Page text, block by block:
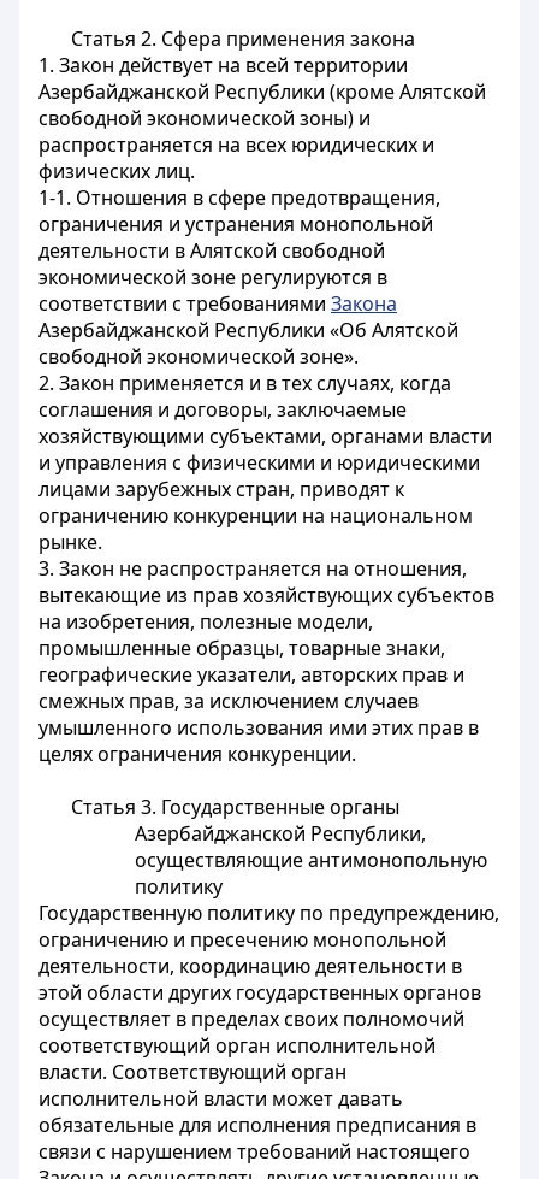
Статья 2. Сфера применения закона
1. Закон действует на всей территории
Азербайджанской Республики (кроме Алятской
свободной экономической зоны) и
распространяется на всех юридических и
физических лиц.
1-1. Отношения в сфере предотвращения,
ограничения и устранения монопольной
деятельности в Алятской свободной
экономической зоне регулируются в
соответствии с требованиями Закона
Азербайджанской Республики «Об Алятской
свободной экономической зоне».
2. Закон применяется и в тех случаях, когда
соглашения и договоры, заключаемые
хозяйствующими субъектами, органами власти
и управления с физическими и юридическими
лицами зарубежных стран, приводят к
ограничению конкуренции на национальном
рынке.
3. Закон не распространяется на отношения,
вытекающие из прав хозяйствующих субъектов
на изобретения, полезные модели,
промышленные образцы, товарные знаки,
географические указатели, авторских прав и
смежных прав, за исключением случаев
умышленного использования ими этих прав в
целях ограничения конкуренции.
Статья 3. Государственные органы
Азербайджанской Республики,
осуществляющие антимонопольную
политику
Государственную политику по предупреждению,
ограничению и пресечению монопольной
деятельности, координацию деятельности в
этой области других государственных органов
осуществляет в пределах своих полномочий
соответствующий орган исполнительной
власти. Соответствующий орган
исполнительной власти может давать
обязательные для исполнения предписания в
связи с нарушением требований настоящего